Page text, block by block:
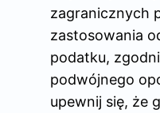
zagranicznych
zastosowania
podatku,
podwójnego
upewnij się, że